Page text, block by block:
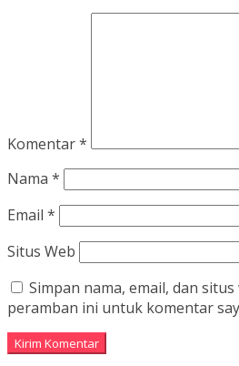
Komentar*
Nama *
Email *
Situs Web
Simpan nama, email, dan situs
peramban ini untuk komentar